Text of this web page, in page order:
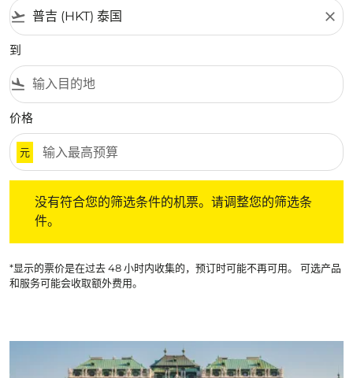
flight_takeoff close
到
flight_land
价格
元
没有符合您的筛选条件的机票。请调整您的筛选条
件。
*显示的票价是在过去 48 小时内收集的，预订时可能不再可用。 可选产品
和服务可能会收取额外费用。